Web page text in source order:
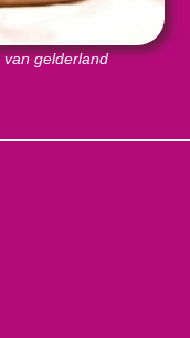
gelderland